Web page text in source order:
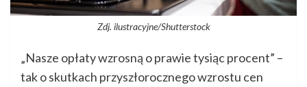
Zdj. ilustracyjne/Shutterstock
„Nasze opłaty wzrosną o prawie tysiąc procent” –
tak o skutkach przyszłorocznego wzrostu cen